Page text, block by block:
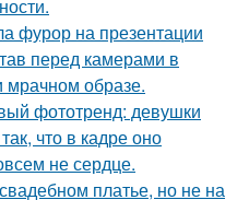
фурор на презентации
перед камерами в
мрачном образе.
фототренд: девушки
что в кадре оно
не сердце.
платье, но не на